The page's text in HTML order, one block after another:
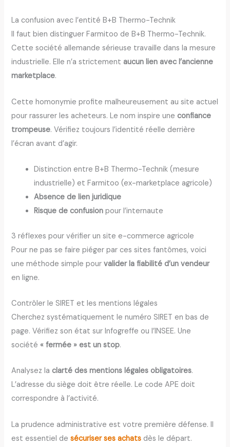
La confusion avec l’entité B+B Thermo-Technik
Il faut bien distinguer Farmitoo de B+B Thermo-Technik.
Cette société allemande sérieuse travaille dans la mesure
industrielle. Elle n’a strictement aucun lien avec l’ancienne
marketplace.
Cette homonymie profite malheureusement au site actuel
pour rassurer les acheteurs. Le nom inspire uneconfiance
trompeuse. Vérifiez toujours l’identité réelle derrière
l’écran avant d’agir.
Distinction entre B+B Thermo-Technik (mesure
industrielle) et Farmitoo (ex-marketplace agricole)
Absence de lien juridique
Risque de confusion pour l’internaute
3 réflexes pour vérifier un site e-commerce agricole
Pour ne pas se faire piéger par ces sites fantômes, voici
une méthode simple pourvalider la fiabilité d’un vendeur
en ligne.
Contrôler le SIRET et les mentions légales
Cherchez systématiquement le numéro SIRET en bas de
page. Vérifiez son état sur Infogreffe ou l’INSEE. Une
société« fermée » est un stop.
Analysez laclarté des mentions légales obligatoires.
L’adresse du siège doit être réelle. Le code APE doit
correspondre à l’activité.
La prudence administrative est votre première défense. Il
est essentiel desécuriser ses achats dès le départ.